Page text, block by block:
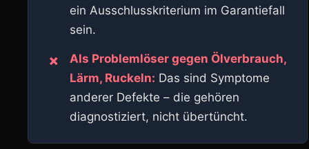
ein Ausschlusskriterium im Garantiefall
sein.
✗
Als Problemlöser gegen Ölverbrauch,
Lärm, Ruckeln: Das sind Symptome
anderer Defekte – die gehören
diagnostiziert, nicht übertüncht.